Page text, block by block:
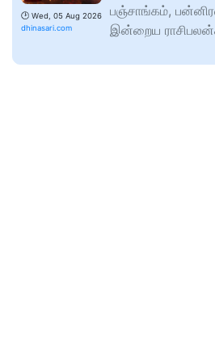
🕑 Wed, 05 Aug 2026
dhinasari.com
பஞ்சாங்கம்,
இன்றைய